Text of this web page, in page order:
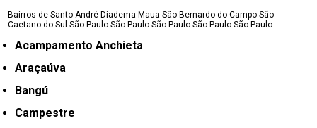
Bairros de Santo André Diadema Maua São Bernardo do Campo São
Caetano do SulSão Paulo São Paulo São Paulo São Paulo São Paulo
Acampamento Anchieta
Araçaúva
Bangú
Campestre